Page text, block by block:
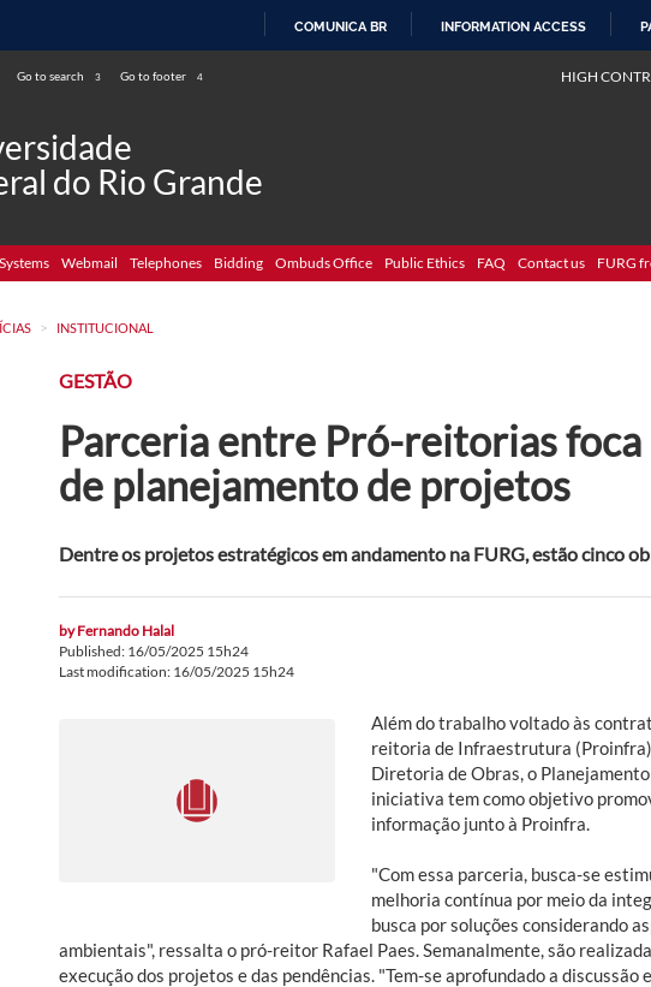
COMUNICA BR INFORMATION ACCESS
Go to search 3 Go to footer 4 HIGH
do Rio Grande
Systems Webmail Telephones Bidding Ombuds Office Public Ethics FAQ Contact us FURG
> INSTITUCIONAL
GESTÃO
Parceria entre Pró-reitorias foca
de planejamento de projetos
Dentre os projetos estratégicos em andamento na FURG, estão cinco
byFernando Halal
Published: 16/05/2025 15h24
Last modification: 16/05/2025 15h24
Além do trabalho voltado às
reitoria de Infraestrutura
Diretoria de Obras, o
iniciativa tem como objetivo
informação junto à Proinfra.
"Com essa parceria, busca-se
melhoria contínua por meio da
busca por soluções considerando
ambientais", ressalta o pró-reitor Rafael Paes. Semanalmente, são
execução dos projetos e das pendências. "Tem-se aprofundado a